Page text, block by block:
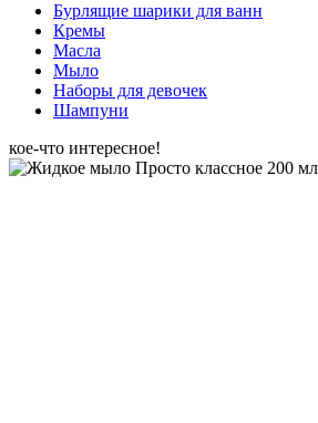
Бурлящие шарики для ванн
Кремы
Масла
Мыло
Наборы для девочек
Шампуни
кое-что интересное!